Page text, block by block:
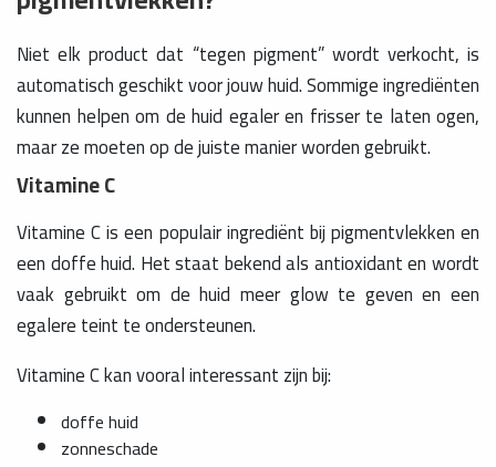
Niet elk product dat “tegen pigment” wordt verkocht, is
automatisch geschikt voor jouw huid. Sommige ingrediënten
kunnen helpen om de huid egaler en frisser te laten ogen,
maar ze moeten op de juiste manier worden gebruikt.
Vitamine C
Vitamine C is een populair ingrediënt bij pigmentvlekken en
een doffe huid. Het staat bekend als antioxidant en wordt
vaak gebruikt om de huid meer glow te geven en een
egalere teint te ondersteunen.
Vitamine C kan vooral interessant zijn bij:
doffe huid
zonneschade